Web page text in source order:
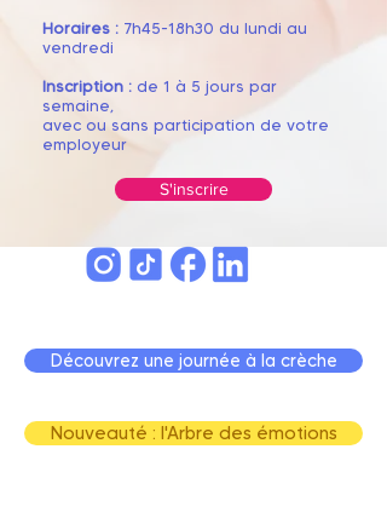
Horaires : 7h45-18h30 du lundi au
vendredi
Inscription : de 1 à 5 jours par
semaine,
avec ou sans participation de votre
employeur
S'inscrire
Découvrez une journée à la crèche
Nouveauté : l'Arbre des émotions